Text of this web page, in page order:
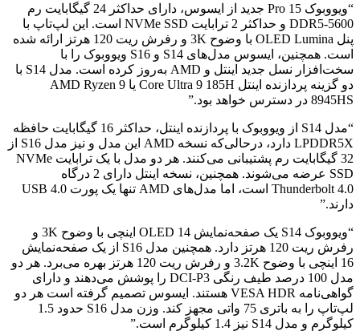
“ویووبوک Pro 15 جدید از ایسوس، دارای حداکثر 24 گیگابایت رم
DDR5-5600 و حداکثر 2 ترابایت NVMe SSD است. این لپ‌تاپ با
پنل OLED Lumina با وضوح 3K و رفرش ریت 120 هرتز ارائه شده
است. همچنین، ایسوس مدل‌های S14 و S16 ویووبوک را با
سخت‌افزار نسل جدید اینتل و AMD به‌روز کرده است. مدل S14 با
دو گزینه پردازنده اینتل Core Ultra 9 185H یا AMD Ryzen 9
8945HS در دسترس خواهد بود.”
“مدل S14 از ویووبوک با پردازنده اینتل، حداکثر 16 گیگابایت حافظه
LPDDR5X دارد، درحالی‌که نسخه AMD این مدل و نیز مدل S16 از
32 گیگابایت رم پشتیبانی می‌کنند. هر دو مدل با یک ترابایت NVMe
SSD عرضه می‌شوند. همچنین، نسخه اینتل دارای 2 درگاه
Thunderbolt 4.0 است، اما مدل‌های AMD تنها یک پورت USB 4.0
دارند.”
“ویووبوک S14 یک صفحه‌نمایش OLED 14 اینچی با وضوح 3K و
رفرش ریت 120 هرتز دارد. همچنین مدل S16 از یک صفحه‌نمایش
16 اینچی با وضوح 3.2K و رفرش ریت 120 هرتز بهره می‌برد. هر دو
مدل 100 درصد طیف رنگی DCI-P3 را پوشش می‌دهند و دارای
گواهی‌نامه VESA HDR هستند. ایسوس تصمیم گرفته است هر دو
لپ‌تاپ را به باتری 75 واتی مجهز کند. وزن مدل S16 حدود 1.5
کیلوگرم و مدل S14 نیز 1.4 کیلوگرم است.”